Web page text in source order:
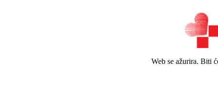
Web se ažurira. Biti